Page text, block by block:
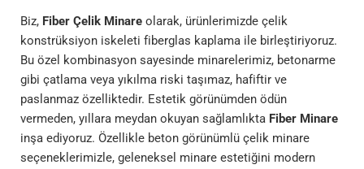
Biz, Fiber Çelik Minare olarak, ürünlerimizde çelik
konstrüksiyon iskeleti fiberglas kaplama ile birleştiriyoruz.
Bu özel kombinasyon sayesinde minarelerimiz, betonarme
gibi çatlama veya yıkılma riski taşımaz, hafiftir ve
paslanmaz özelliktedir. Estetik görünümden ödün
vermeden, yıllara meydan okuyan sağlamlıkta Fiber Minare
inşa ediyoruz. Özellikle beton görünümlü çelik minare
seçeneklerimizle, geleneksel minare estetiğini modern